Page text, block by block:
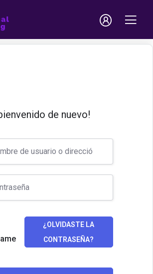
de nuevo!
¿OLVIDASTE LA
CONTRASEÑA?